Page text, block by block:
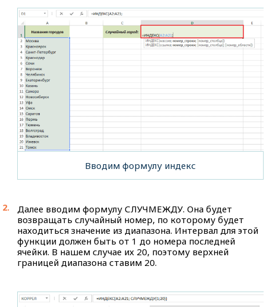
Вводим формулу индекс
Далее вводим формулу СЛУЧМЕЖДУ. Она будет
возвращать случайный номер, по которому будет
находиться значение из диапазона. Интервал для этой
функции должен быть от 1 до номера последней
ячейки. В нашем случае их 20, поэтому верхней
границей диапазона ставим 20.